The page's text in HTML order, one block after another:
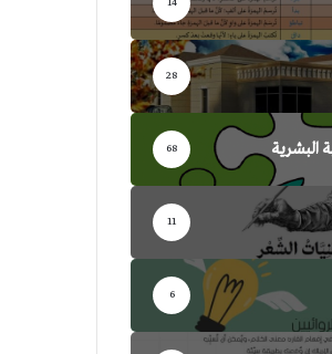
28
البشرية 68
11
6